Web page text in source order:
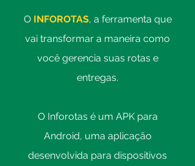
OINFOROTAS, a ferramenta que
vai transformar a maneira como
você gerencia suas rotas e
entregas.
O Inforotas é um APK para
Android, uma aplicação
desenvolvida para dispositivos